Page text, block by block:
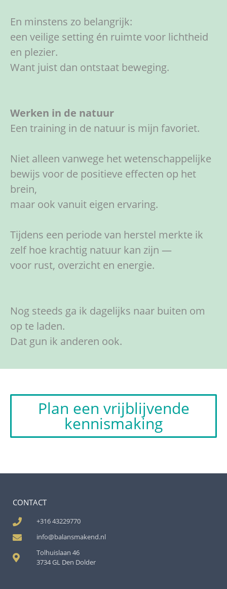
En minstens zo belangrijk:
een veilige setting én ruimte voor lichtheid
en plezier.
Want juist dan ontstaat beweging.
Werken in de natuur
Een training in de natuur is mijn favoriet.
Niet alleen vanwege het wetenschappelijke
bewijs voor de positieve effecten op het
brein,
maar ook vanuit eigen ervaring.
Tijdens een periode van herstel merkte ik
zelf hoe krachtig natuur kan zijn —
voor rust, overzicht en energie.
Nog steeds ga ik dagelijks naar buiten om
op te laden.
Dat gun ik anderen ook.
Plan een vrijblijvende
kennismaking
CONTACT
+316 43229770
info@balansmakend.nl
Tolhuislaan 46
3734 GL Den Dolder